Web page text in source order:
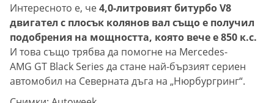
Интересното е, че4,0-литровият битурбо V8
двигател с плосък колянов вал също е получил
подобрения на мощността, която вече е 850 к.с.
И това също трябва да помогне на Mercedes-
AMG GT Black Series да стане най-бързият сериен
автомобил на Северната дъга на „Нюрбургринг“.